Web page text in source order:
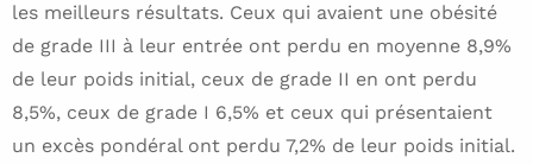
les meilleurs résultats. Ceux qui avaient une obésité
de grade III à leur entrée ont perdu en moyenne 8,9%
de leur poids initial, ceux de grade II en ont perdu
8,5%, ceux de grade I 6,5% et ceux qui présentaient
un excès pondéral ont perdu 7,2% de leur poids initial.